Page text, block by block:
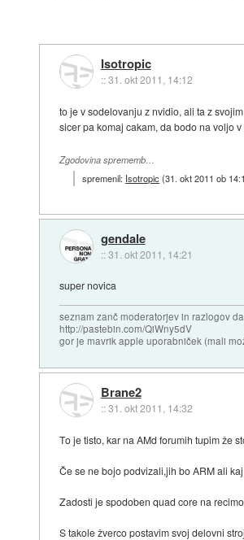
Isotropic
::31. okt 2011, 14:12
to je v sodelovanju z nvidio, ali ta z
sicer pa komaj cakam, da bodo na voljo
Zgodovina sprememb…
spremenil: Isotropic(31. okt 2011 ob
gendale
::31. okt 2011, 14:21
super novica
seznam zanč moderatorjev in razlogov
http://pastebin.com/QiWny5dV
gor je mavrik apple uporabniček (mali
Brane2
::31. okt 2011, 14:32
To je tisto, kar na AMd forumih tupim že
Če se ne bojo podvizali,jih bo ARM ali
Zadosti je spodoben quad core na
S takole žverco postavim svoj delovni